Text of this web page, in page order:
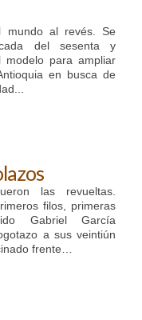
mundo al revés. Se
del sesenta y
modelo para ampliar
en busca de
las revueltas.
filos, primeras
Gabriel García
a sus veintiún
frente…